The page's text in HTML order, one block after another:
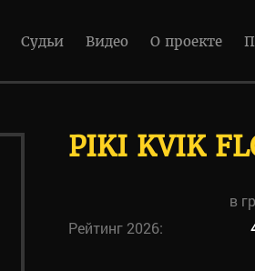
Судьи Видео О проекте
PIKI KVIK
в
Рейтинг 2026: